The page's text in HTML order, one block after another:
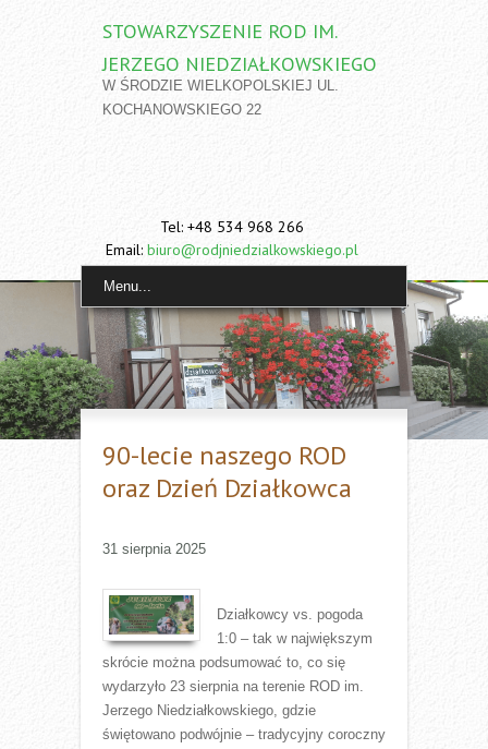
STOWARZYSZENIE ROD IM.
JERZEGO NIEDZIAŁKOWSKIEGO
W ŚRODZIE WIELKOPOLSKIEJ UL.
KOCHANOWSKIEGO 22
Tel: +48 534 968 266
Email: biuro@rodjniedzialkowskiego.pl
Menu...
90-lecie naszego ROD
oraz Dzień Działkowca
31 sierpnia 2025
Działkowcy vs. pogoda
1:0 – tak w największym
skrócie można podsumować to, co się
wydarzyło 23 sierpnia na terenie ROD im.
Jerzego Niedziałkowskiego, gdzie
świętowano podwójnie – tradycyjny coroczny